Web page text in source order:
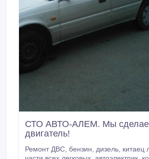
СТО АВТО-АЛЕМ. Мы
двигатель!
Ремонт ДВС, бензин, дизель, китаец любой, ходовой